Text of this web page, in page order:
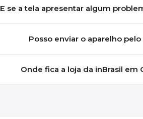
E se a tela apresentar algum
Posso enviar o aparelho pelo
Onde fica a loja da inBrasil em